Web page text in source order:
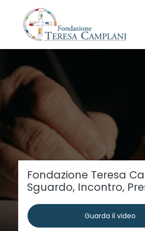
Aiutaci a offrire
cure essenziali a chi
dovervi rinunciare
Dona ora